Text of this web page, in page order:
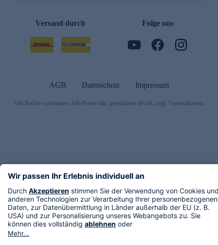
Versand durch Folge uns
AGB Datenschutz Impressum
Alle Rechte vorbehalten. Alle Preise inkl. gesetzlicher MwSt., zzgl. Versandkosten.